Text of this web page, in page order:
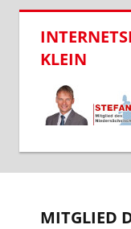
KLEIN
MITGLIED